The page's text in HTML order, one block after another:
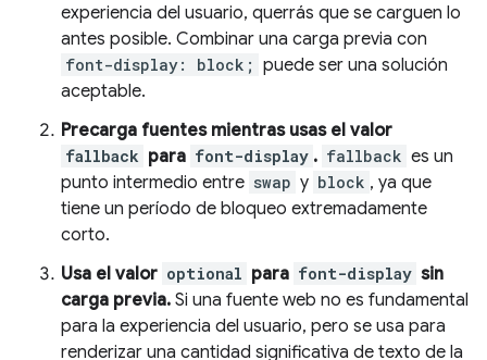
experiencia del usuario, querrás que se carguen lo
antes posible. Combinar una carga previa con
font-display: block; puede ser una solución
aceptable.
Precarga fuentes mientras usas el valor
fallback para font-display . fallback es un
punto intermedio entre swap y block , ya que
tiene un período de bloqueo extremadamente
corto.
Usa el valor optional para font-display sin
carga previa. Si una fuente web no es fundamental
para la experiencia del usuario, pero se usa para
renderizar una cantidad significativa de texto de la